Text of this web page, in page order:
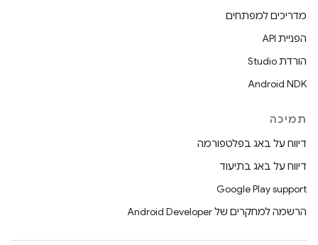
מדריכים למפתחים
הפניית API
הורדת Studio
Android NDK
תמיכה
דיווח על באג בפלטפורמה
דיווח על באג בתיעוד
Google Play support
הרשמה למחקרים של Android Developer